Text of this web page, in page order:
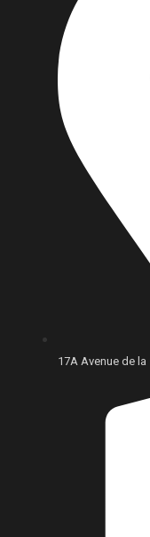
17A Avenue de la